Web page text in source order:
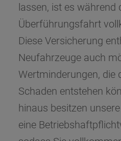
lassen, ist es während
Überführungsfahrt
Diese Versicherung
Neufahrzeuge auch
Wertminderungen, die
Schaden entstehen
hinaus besitzen
eine